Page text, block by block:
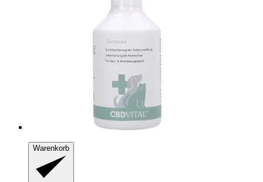
Warenkorb